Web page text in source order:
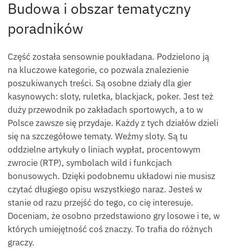
Budowa i obszar tematyczny
poradników
Część została sensownie poukładana. Podzielono ją
na kluczowe kategorie, co pozwala znalezienie
poszukiwanych treści. Są osobne działy dla gier
kasynowych: sloty, ruletka, blackjack, poker. Jest też
duży przewodnik po zakładach sportowych, a to w
Polsce zawsze się przydaje. Każdy z tych działów dzieli
się na szczegółowe tematy. Weźmy sloty. Są tu
oddzielne artykuły o liniach wypłat, procentowym
zwrocie (RTP), symbolach wild i funkcjach
bonusowych. Dzięki podobnemu układowi nie musisz
czytać długiego opisu wszystkiego naraz. Jesteś w
stanie od razu przejść do tego, co cię interesuje.
Doceniam, że osobno przedstawiono gry losowe i te, w
których umiejętność coś znaczy. To trafia do różnych
graczy.